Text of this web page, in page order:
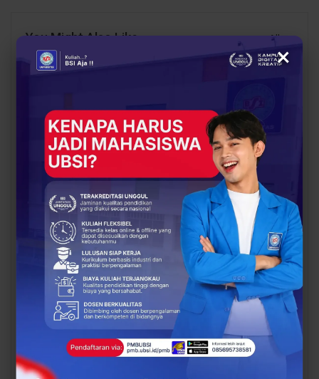
All
You Might Also Like
UBSI Buka Call for
Papers ICAISD 2026,
Dorong Riset Teknologi
Siap Kuliah Berkualitas?
UBSI Cengkareng Gelar
Open Booth Spesial
dengan Beasiswa…
BERITA
Dari Catatan Manual
Menuju Digital, UBSI
Bantu Bank Sampah
BERITA
Dari Sampah Jadi
Rupiah, UBSI Bantu
×